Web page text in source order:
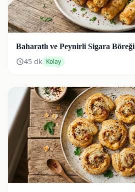
Baharatlı ve Peynirli Sigara Böreği
45 dk Kolay